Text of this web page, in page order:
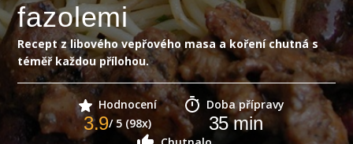
fazolemi
Recept z libového vepřového masa a koření chutná s
téměř každou přílohou.
Hodnocení
3.9/ 5 (98x)
Doba přípravy
35min